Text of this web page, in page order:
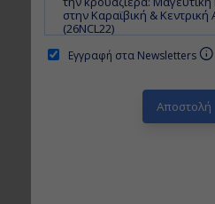
Εγγραφή στα Newsletters